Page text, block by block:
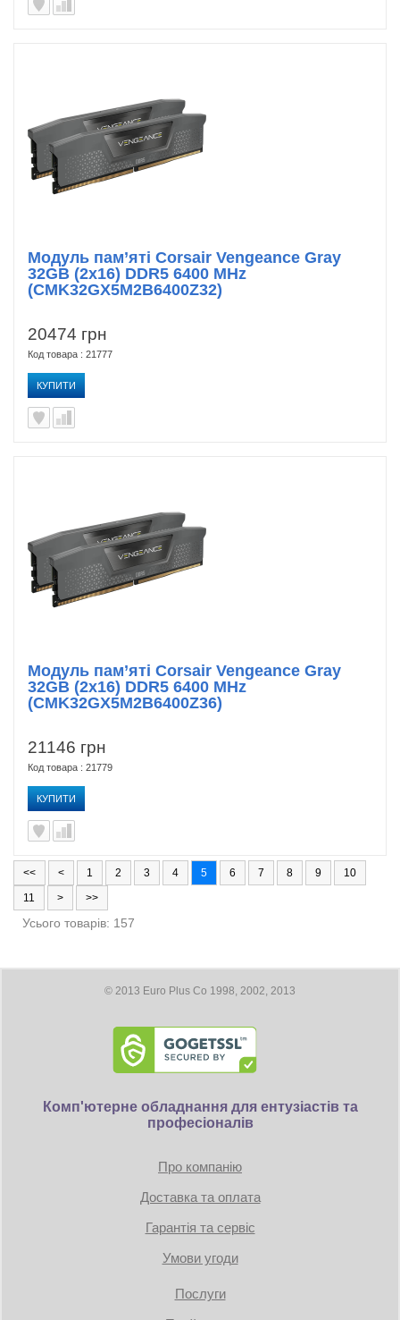
20474 грн
Код товара : 21777
КУПИТИ
Модуль пам’яті Corsair Vengeance Gray
32GB (2x16) DDR5 6400 MHz
(CMK32GX5M2B6400Z32)
21146 грн
Код товара : 21779
КУПИТИ
Модуль пам’яті Corsair Vengeance Gray
32GB (2x16) DDR5 6400 MHz
(CMK32GX5M2B6400Z36)
<< < 1 2 3 4 5 6 7 8 9
10
11
> >>
Усього товарів: 157
© 2013 Euro Plus Co 1998, 2002, 2013
Комп'ютерне обладнання для ентузіастів та
професіоналів
Про компанію
Доставка та оплата
Гарантія та сервіс
Умови угоди
Послуги